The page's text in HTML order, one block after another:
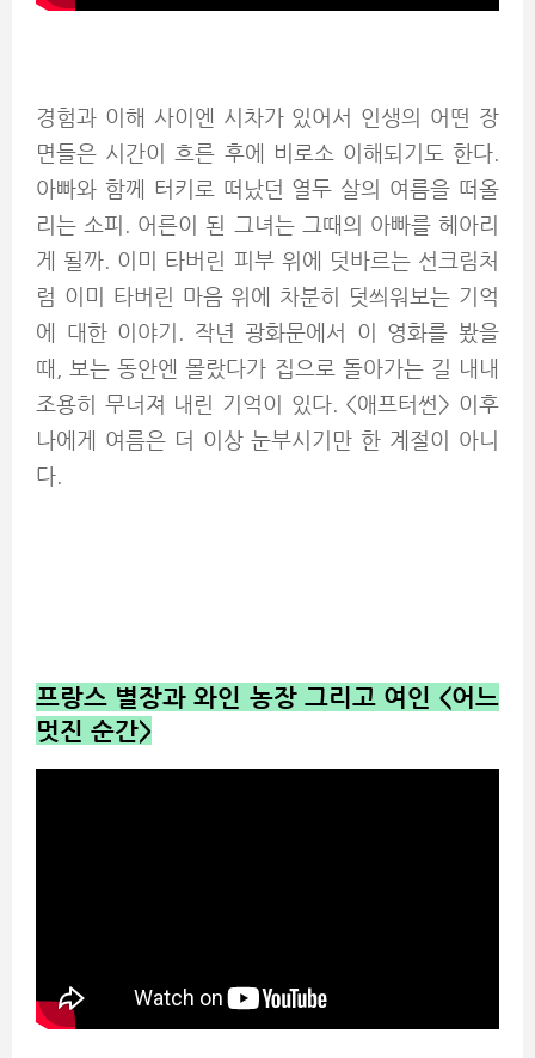
경험과 이해 사이엔 시차가 있어서 인생의 어떤 장
면들은 시간이 흐른 후에 비로소 이해되기도 한다.
아빠와 함께 터키로 떠났던 열두 살의 여름을 떠올
리는 소피. 어른이 된 그녀는 그때의 아빠를 헤아리
게 될까. 이미 타버린 피부 위에 덧바르는 선크림처
럼 이미 타버린 마음 위에 차분히 덧씌워보는 기억
에 대한 이야기. 작년 광화문에서 이 영화를 봤을
때, 보는 동안엔 몰랐다가 집으로 돌아가는 길 내내
조용히 무너져 내린 기억이 있다. <애프터썬> 이후
나에게 여름은 더 이상 눈부시기만 한 계절이 아니
다.
프랑스 별장과 와인 농장 그리고 여인 <어느
멋진 순간>